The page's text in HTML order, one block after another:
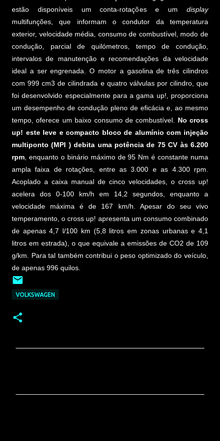
estão disponíveis um conta-rotações e um display
multifunções, que informam o condutor da temperatura
exterior, velocidade média, consumo de combustível, modo de
condução, parcial de quilómetros, tempo de condução,
intervalos de manutenção e recomendações da velocidade
ideal a ser engrenada. O motor a gasolina de três cilindros
com 999 cm3 de cilindrada e quatro válvulas por cilindro, que
foi desenvolvido especialmente para a gama up!, proporciona
um desempenho de condução pleno de eficácia e, ao mesmo
tempo, oferece um baixo consumo de combustível. No cross
up! este leve e compacto bloco de alumínio com injeção
multiponto (MPI ) debita uma potência de 75 CV às 6.200
rpm , enquanto o binário máximo de 95 Nm é constante numa
ampla faixa de rotações, entre as 3.000 e as 4.300 rpm.
Acoplado a caixa manual de cinco velocidades, o cross up!
acelera dos 0-100 km/h em 14,2 segundos, enquanto a
velocidade máxima é de 167 km/h. Apesar do seu vivo
temperamento, o cross up! apresenta um consumo combinado
de apenas 4,7 l/100 km (5,8 litros em zonas urbanas e 4,1
litros em estrada), o que equivale a emissões de CO2 de 109
g/km. Para tal também contribui o peso optimizado do veículo,
de apenas 996 quilos.
VOLKSWAGEN